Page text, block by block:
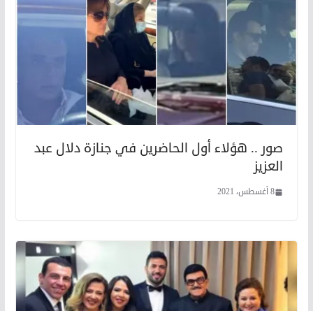
صور .. هؤلاء أول الحاضرين في جنازة دلال عبد
العزيز
8 أغسطس، 2021